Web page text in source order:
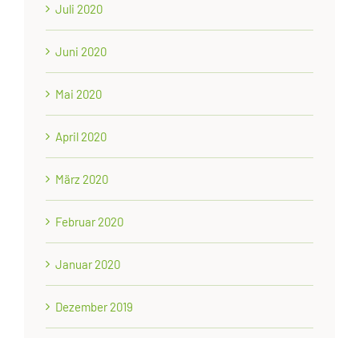
Juli 2020
Juni 2020
Mai 2020
April 2020
März 2020
Februar 2020
Januar 2020
Dezember 2019